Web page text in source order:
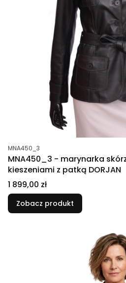
Kod produktu
MNA450_3
MNA450_3 - marynarka
kieszeniami z patką DORJAN
Cena
1 899,00 zł
Zobacz produkt